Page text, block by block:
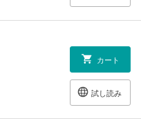
カート
試し読み